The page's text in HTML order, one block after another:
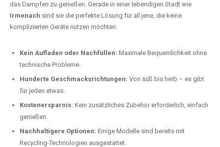
das Dampfen zu genießen. Gerade in einer lebendigen Stadt wie
Irmenach sind sie die perfekte Lösung für all jene, die keine
komplizierten Geräte nutzen möchten:
Kein Aufladen oder Nachfüllen: Maximale Bequemlichkeit ohne
technische Probleme.
Hunderte Geschmacksrichtungen: Von süß bis herb – es gibt
für jeden etwas.
Kostenersparnis: Kein zusätzliches Zubehör erforderlich, einfach
genießen.
Nachhaltigere Optionen: Einige Modelle sind bereits mit
Recycling-Technologien ausgestattet.